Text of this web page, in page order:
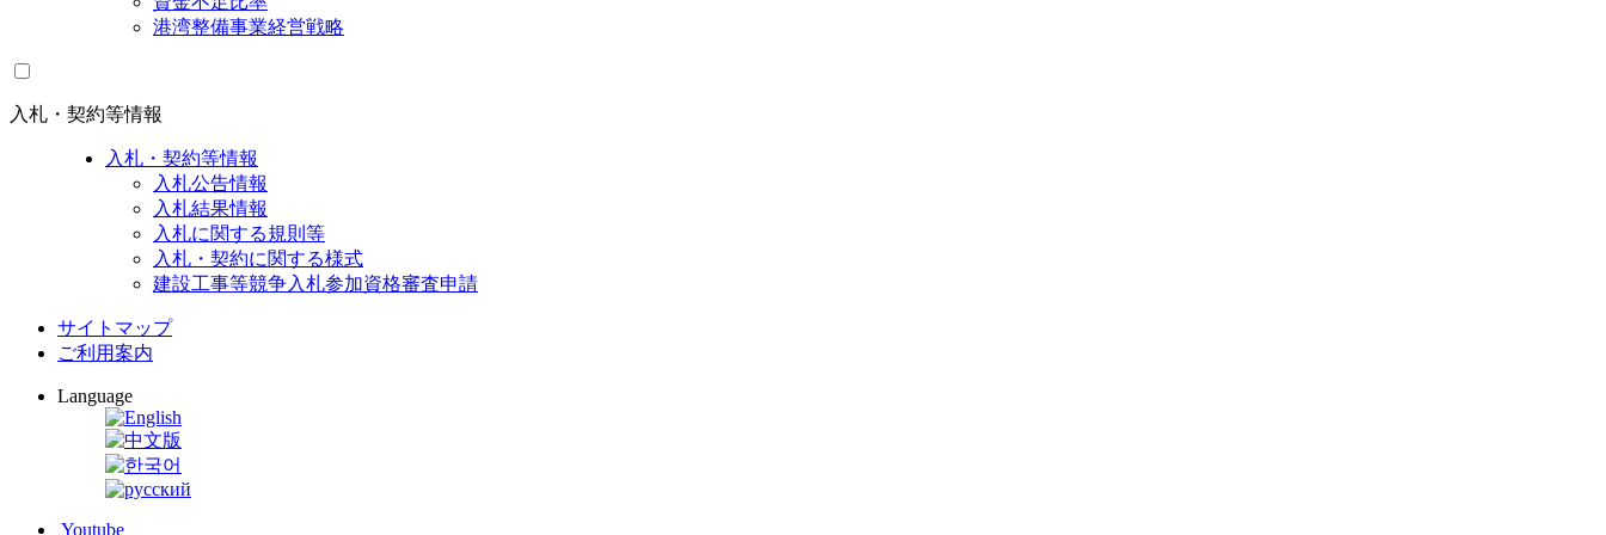
港湾整備事業経営戦略
入札・契約等情報
入札・契約等情報
入札公告情報
入札結果情報
入札に関する規則等
入札・契約に関する様式
建設工事等競争入札参加資格審査申請
サイトマップ
ご利用案内
Language
Youtube